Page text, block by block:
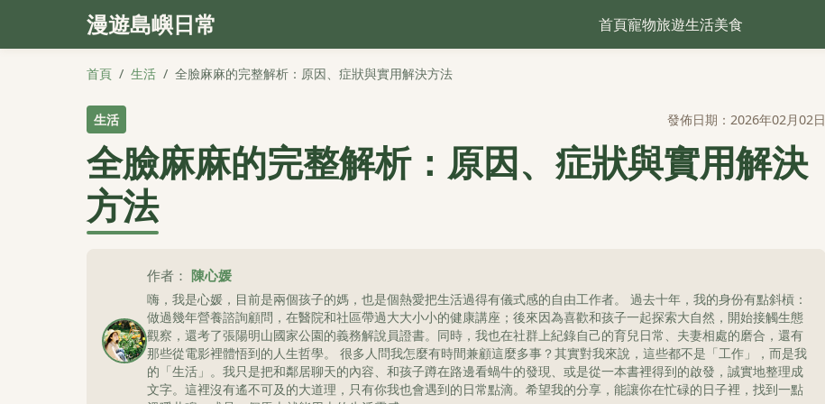
漫遊島嶼日常 首頁寵物旅遊生活美食
首頁 / 生活 / 全臉麻麻的完整解析：原因、症狀與實用解決方法
生活 發佈日期：2026年02月02日
全臉麻麻的完整解析：原因、症狀與實用解決
方法
作者： 陳心媛
嗨，我是心媛，目前是兩個孩子的媽，也是個熱愛把生活過得有儀式感的自由工作者。 過去十年，我的身份有點斜槓：
做過幾年營養諮詢顧問，在醫院和社區帶過大大小小的健康講座；後來因為喜歡和孩子一起探索大自然，開始接觸生態
觀察，還考了張陽明山國家公園的義務解說員證書。同時，我也在社群上紀錄自己的育兒日常、夫妻相處的磨合，還有
那些從電影裡體悟到的人生哲學。 很多人問我怎麼有時間兼顧這麼多事？其實對我來說，這些都不是「工作」，而是我
的「生活」。我只是把和鄰居聊天的內容、和孩子蹲在路邊看蝸牛的發現、或是從一本書裡得到的啟發，誠實地整理成
文字。這裡沒有遙不可及的大道理，只有你我也會遇到的日常點滴。希望我的分享，能讓你在忙碌的日子裡，找到一點